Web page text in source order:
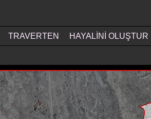
TRAVERTEN HAYALİNİ OLUŞTUR